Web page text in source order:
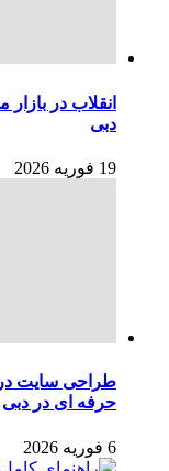
انقلاب در
دبی
19 فوریه 2026
طراحی سایت
حرفه ای در دبی
6 فوریه 2026